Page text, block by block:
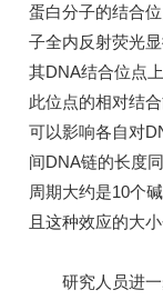
蛋白分子的结合
子全内反射荧光
其DNA结合位点
此位点的相对结
可以影响各自对
间DNA链的长度
周期大约是10个
且这种效应的大
研究人员进